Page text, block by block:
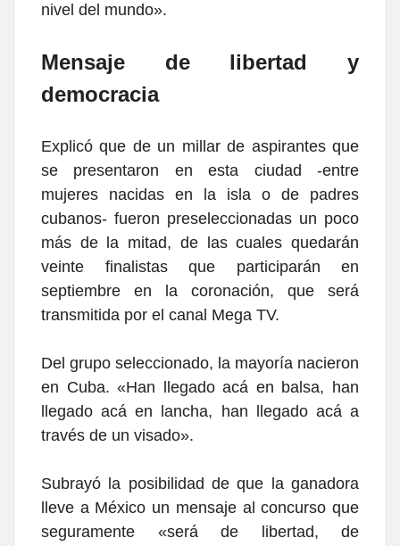
nivel del mundo».
Mensaje de libertad y
democracia
Explicó que de un millar de aspirantes que
se presentaron en esta ciudad -entre
mujeres nacidas en la isla o de padres
cubanos- fueron preseleccionadas un poco
más de la mitad, de las cuales quedarán
veinte finalistas que participarán en
septiembre en la coronación, que será
transmitida por el canal Mega TV.
Del grupo seleccionado, la mayoría nacieron
en Cuba. «Han llegado acá en balsa, han
llegado acá en lancha, han llegado acá a
través de un visado».
Subrayó la posibilidad de que la ganadora
lleve a México un mensaje al concurso que
seguramente «será de libertad, de